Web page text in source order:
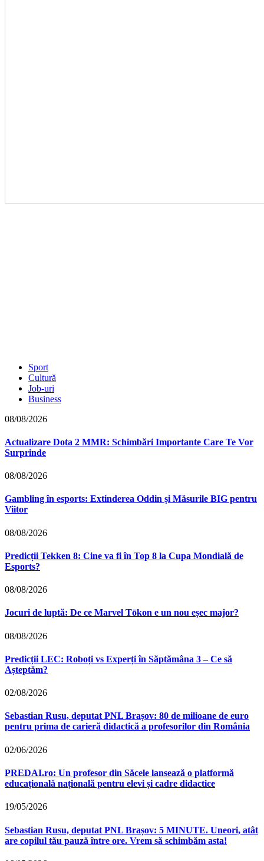
Sport
Cultură
Job-uri
Business
08/08/2026
Actualizare Dota 2 MMR: Schimbări Importante Care Te Vor
Surprinde
08/08/2026
Gambling în esports: Extinderea Oddin și Măsurile BIG pentru
Viitor
08/08/2026
Predicții Tekken 8: Cine va fi în Top 8 la Cupa Mondială de
Esports?
08/08/2026
Jocuri de luptă: De ce Marvel Tōkon e un nou eșec major?
08/08/2026
Predicții LEC: Roboți vs Experți în Săptămâna 3 – Ce să
Așteptăm?
02/08/2026
Sebastian Rusu, deputat PNL Brașov: 80 de milioane de euro
pentru prima de carieră didactică a profesorilor din România
02/06/2026
PREDAI.ro: Un profesor din Săcele lansează o platformă
educațională națională pentru elevi și cadre didactice
19/05/2026
Sebastian Rusu, deputat PNL Brașov: 5 MINUTE. Uneori, atât
are copilul tău pauză între ore. Vrem să schimbăm asta!